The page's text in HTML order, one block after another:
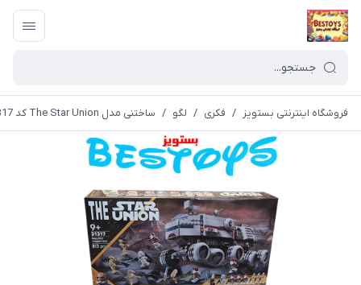
فروشگاه اینترنتی بستویز / فکری / لگو / ساختنی مدل The Star Union کد 31317